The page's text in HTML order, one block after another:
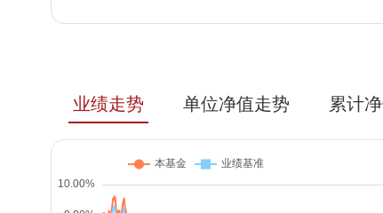
业绩走势 单位净值走势
累计